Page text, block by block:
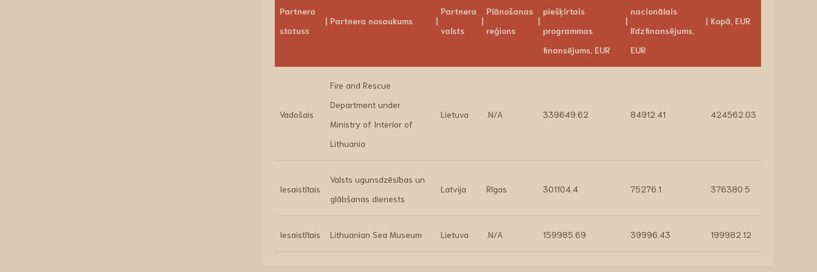
Partnera
statuss
Partnera nosaukums
Partnera
valsts
Plānošanas
reģions
piešķirtais
programmas
finansējums, EUR
nacionālais
līdzfinansējums,
EUR
Kopā, EUR
Vadošais
Fire and Rescue
Department under
Ministry of Interior of
Lithuania
Lietuva .N/A 339649.62 84912.41 424562.03
Iesaistītais
Valsts ugunsdzēsības un
glābšanas dienests
Latvija Rīgas 301104.4 75276.1 376380.5
Iesaistītais Lithuanian Sea Museum Lietuva .N/A 159985.69 39996.43 199982.12